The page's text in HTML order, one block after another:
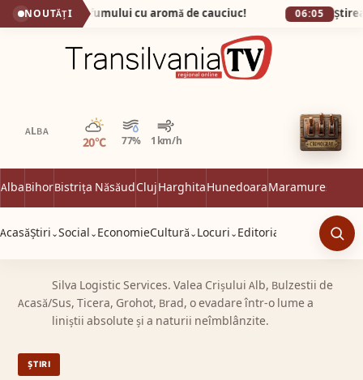
NOUTĂȚI
capitala fumului cu aromă de cauciuc! 06:05
ALBA
20°C 77% 1 km/h
Parțial noros
AlbaBihorBistrița NăsăudClujHarghitaHunedoaraMaramureș
AcasăȘtiri ⌄Social ⌄ EconomieCultură ⌄ Locuri ⌄ Editorial
Acasă/
Silva Logistic Services. Valea Crișului Alb, Bulzestii de
Sus, Ticera, Grohot, Brad, o evadare într-o lume a
liniștii absolute și a naturii neîmblânzite.
ȘTIRI